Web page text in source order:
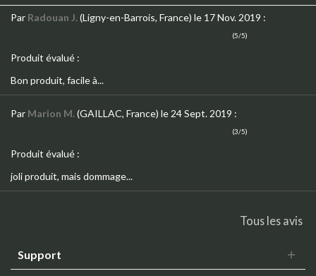
Par Radouan J.(Ligny-en-Barrois, France) le 17 Nov. 2019 :
(5/5)
Produit évalué :
Bon produit, facile à...
Par Marion M.(GAILLAC, France) le 24 Sept. 2019 :
(3/5)
Produit évalué :
joli produit, mais dommage...
Tous les avis
Support